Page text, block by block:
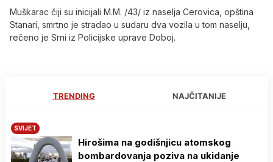
Muškarac čiji su inicijali M.M. /43/ iz naselja Cerovica, opština
Stanari, smrtno je stradao u sudaru dva vozila u tom naselju,
rečeno je Srni iz Policijske uprave Doboj.
TRENDING NAJČITANIJE
SVIJET
Hirošima na godišnjicu atomskog
bombardovanja poziva na ukidanje